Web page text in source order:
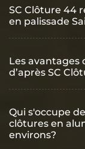
SC Clôture 44
en palissade
Les avantages
d’après SC
Qui s'occupe
clôtures en
environs?